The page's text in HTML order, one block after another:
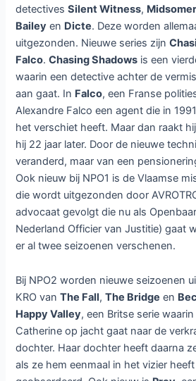
detectivesSilent Witness,
Bailey en Dicte. Deze worden
uitgezonden. Nieuwe series zijn
Falco.Chasing Shadows is een
waarin een detective achter de
aan gaat. In Falco, een Franse
Alexandre Falco een agent die in
het verschiet heeft. Maar dan raakt
hij 22 jaar later. Door de nieuwe
veranderd, maar van een
Ook nieuw bij NPO1 is de Vlaamse
die wordt uitgezonden door
advocaat gevolgt die nu als
Nederland Officier van Justitie) gaat
er al twee seizoenen verschenen.
Bij NPO2 worden nieuwe seizoenen
KRO vanThe Fall,The Bridge en
Happy Valley, een Britse serie
Catherine op jacht gaat naar de
dochter. Haar dochter heeft daarna
als ze hem eenmaal in het vizier